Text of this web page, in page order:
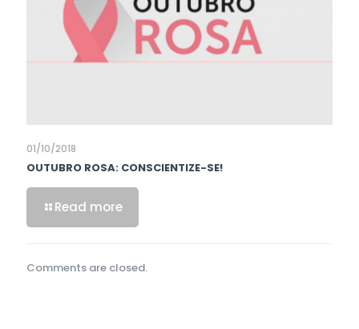
01/10/2018
OUTUBRO ROSA: CONSCIENTIZE-SE!
Read more
Comments are closed.